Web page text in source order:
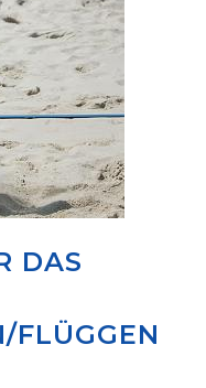
DAS
FLÜGGEN